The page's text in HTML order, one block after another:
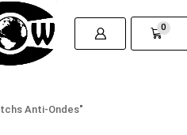
0
Anti-Ondes"